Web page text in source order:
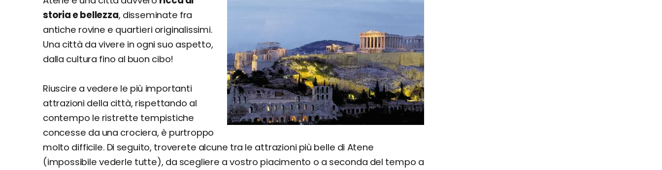
storia e bellezza, disseminate fra
antiche rovine e quartieri originalissimi.
Una città da vivere in ogni suo aspetto,
dalla cultura fino al buon cibo!
Riuscire a vedere le più importanti
attrazioni della città, rispettando al
contempo le ristrette tempistiche
concesse da una crociera, è purtroppo
molto difficile. Di seguito, troverete alcune tra le attrazioni più belle di Atene
(impossibile vederle tutte), da scegliere a vostro piacimento o a seconda del tempo a